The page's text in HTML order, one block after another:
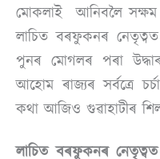
মোকলাই আনিবলৈ সক্ষম
লাচিত বৰফুকনৰ
পুনৰ মোগলৰ পৰা
আহোম ৰাজ্যৰ সৰ্বত্ৰে
কথা আজিও গুৱাহাটীৰ
লাচিত বৰফুকনৰ নেতৃত্বত